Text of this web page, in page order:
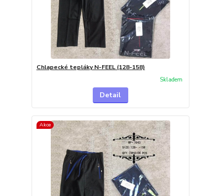
Chlapecké tepláky N-FEEL (128-158)
Skladem
Detail
Akce